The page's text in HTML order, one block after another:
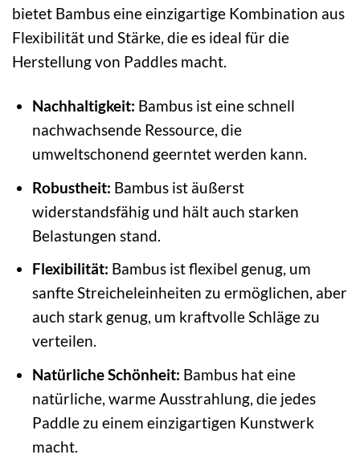
bietet Bambus eine einzigartige Kombination aus
Flexibilität und Stärke, die es ideal für die
Herstellung von Paddles macht.
Nachhaltigkeit: Bambus ist eine schnell
nachwachsende Ressource, die
umweltschonend geerntet werden kann.
Robustheit: Bambus ist äußerst
widerstandsfähig und hält auch starken
Belastungen stand.
Flexibilität: Bambus ist flexibel genug, um
sanfte Streicheleinheiten zu ermöglichen, aber
auch stark genug, um kraftvolle Schläge zu
verteilen.
Natürliche Schönheit: Bambus hat eine
natürliche, warme Ausstrahlung, die jedes
Paddle zu einem einzigartigen Kunstwerk
macht.